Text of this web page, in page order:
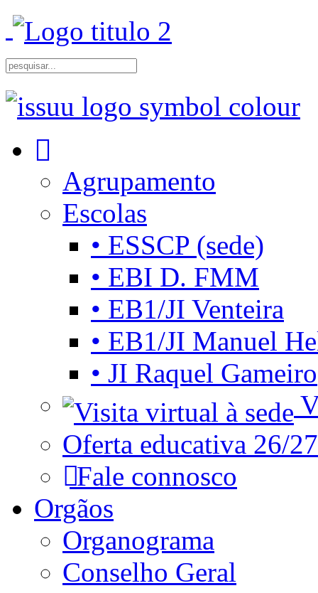
Agrupamento
Escolas
• ESSCP (sede)
• EBI D. FMM
• EB1/JI Venteira
• EB1/JI Manuel
• JI Raquel Gameiro
Oferta educativa 26/27
Fale connosco
Orgãos
Organograma
Conselho Geral